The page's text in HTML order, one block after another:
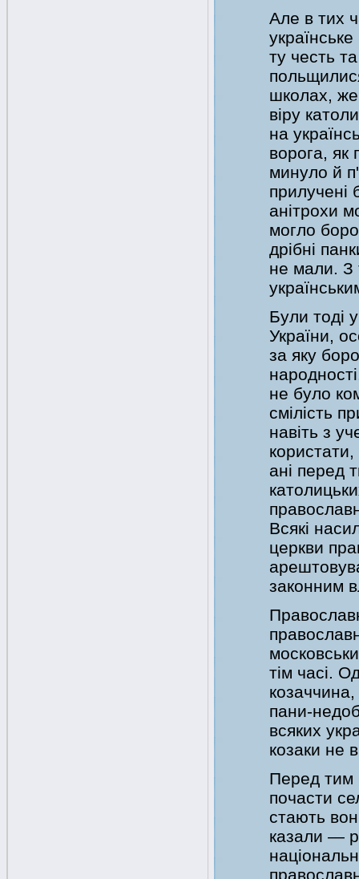
Але в тих
ту честь
школах,
віру
на
ворога, як
минуло й
анітрохи
могло
дрібні
не мали. З
Були тоді
України,
за яку
не було
смілість
навіть з
ані перед
Всякі
церкви
законним
тім часі.
пани-
всяких
козаки не
Перед тим
почасти
стають
казали —